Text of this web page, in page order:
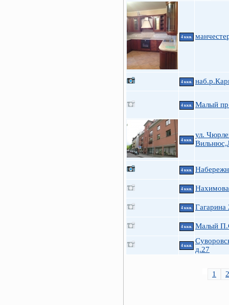
4 ккв.
4 ккв.
4 ккв. Малый
4 ккв.
ул.
4 ккв.
4 ккв.
4 ккв. Гагарина
4 ккв. Малый
4 ккв.
д.27
1 2